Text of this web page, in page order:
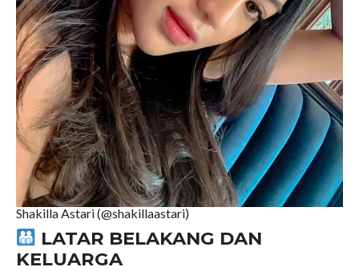
Shakilla Astari (@shakillaastari)
LATAR BELAKANG DAN
KELUARGA